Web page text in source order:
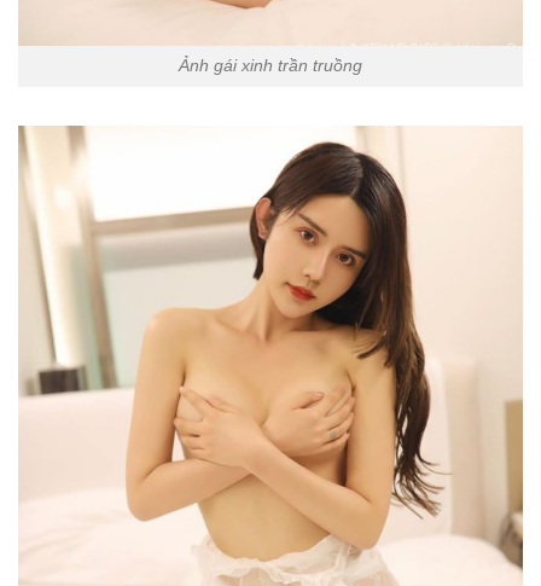
Ảnh gái xinh trần truồng